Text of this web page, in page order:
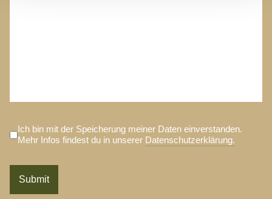
Ich bin mit der Speicherung meiner Daten einverstanden.
Mehr Infos findest du in unserer Datenschutzerklärung.
Submit